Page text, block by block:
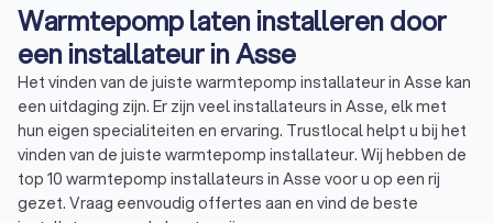
Warmtepomp laten installeren door
een installateur in Asse
Het vinden van de juiste warmtepomp installateur in Asse kan
een uitdaging zijn. Er zijn veel installateurs in Asse, elk met
hun eigen specialiteiten en ervaring. Trustlocal helpt u bij het
vinden van de juiste warmtepomp installateur. Wij hebben de
top 10 warmtepomp installateurs in Asse voor u op een rij
gezet. Vraag eenvoudig offertes aan en vind de beste